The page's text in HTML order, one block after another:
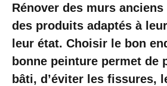
Rénover des murs anciens
des produits adaptés à
leur état. Choisir le bon
bonne peinture permet de
bâti, d’éviter les fissures,